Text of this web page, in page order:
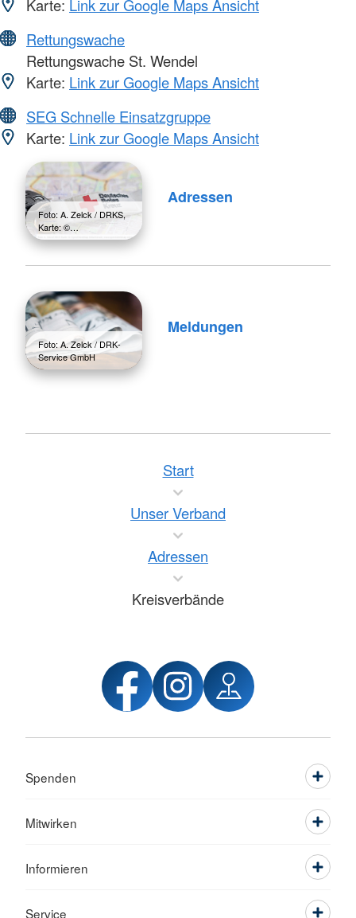
Karte: Link zur Google Maps Ansicht
Rettungswache
Rettungswache St. Wendel
Karte: Link zur Google Maps Ansicht
SEG Schnelle Einsatzgruppe
Karte: Link zur Google Maps Ansicht
Foto: A. Zelck / DRKS,
Karte: ©…
Adressen
Foto: A. Zelck / DRK-
Service GmbH
Meldungen
Start
Unser Verband
Adressen
Kreisverbände
Spenden
Mitwirken
Informieren
Service